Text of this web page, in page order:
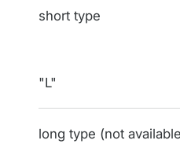
nozzle
short type
"L"
long type (not